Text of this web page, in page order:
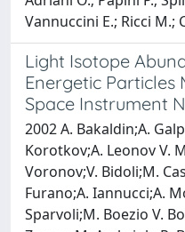
Vannuccini E.; Ricci M.;
Light Isotope
Energetic Particles
Space Instrument
2002 A. Bakaldin;A.
Korotkov;A. Leonov V.
Voronov;V. Bidoli;M.
Furano;A. Iannucci;A.
Sparvoli;M. Boezio V.